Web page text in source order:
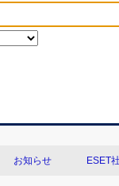
お知らせ ESET